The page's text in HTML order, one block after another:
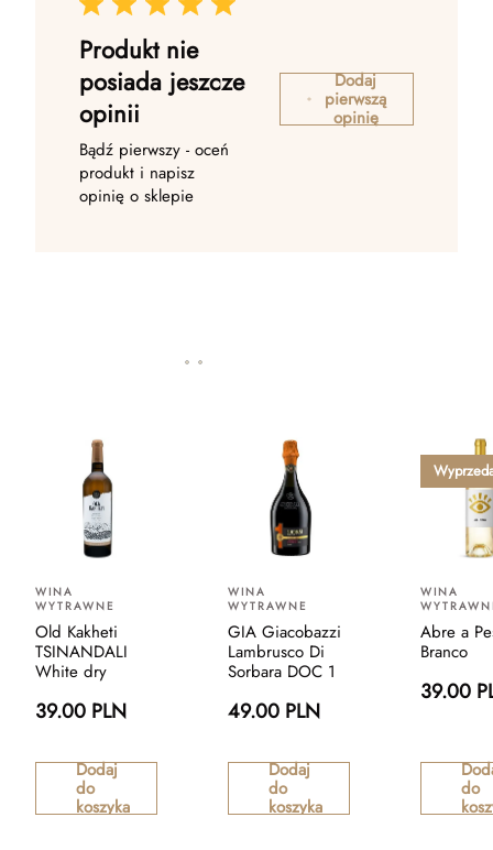
Produkt nie
posiada jeszcze
opinii
Bądź pierwszy - oceń
produkt i napisz
opinię o sklepie
Dodaj
pierwszą
opinię
WINA
WYTRAWNE
Old Kakheti
TSINANDALI
White dry
39.00 PLN
Dodaj
do
koszyka
WINA
WYTRAWNE
GIA Giacobazzi
Lambrusco Di
Sorbara DOC 1
49.00 PLN
Dodaj
do
koszyka
WINA
Abre a
Branco
39.00
do